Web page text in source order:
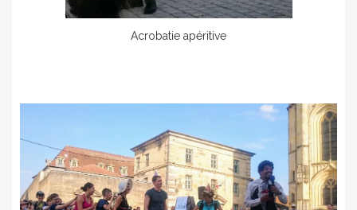
Acrobatie apéritive